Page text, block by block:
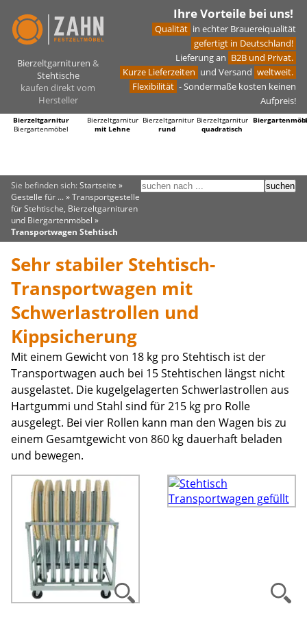
Bierzeltgarnituren &
Stehtische
kaufen direkt vom
Hersteller
Ihre Vorteile bei uns!
Qualität in echter Brauereiqualität
gefertigt in Deutschland!
Lieferung an B2B und Privat.
Kurze Lieferzeiten und Versand weltweit.
Flexibilität - Sondermaße kosten keinen
Aufpreis!
Bierzeltgarnitur
Biergartenmöbel
Bierzeltgarnitur
mit Lehne
Bierzeltgarnitur
rund
Bierzeltgarnitur
quadratisch
Sie befinden sich: Startseite »
Gestelle für ...»Transportgestelle
für Stehtische, Bierzeltgarnituren
und Biergartenmöbel »
Transportwagen Stehtisch
Sehr stabiler Stehtisch-
Transportwagen mit
Schwerlastrollen und
Kippsicherung
Mit einem Gewicht von 18 kg pro Stehtisch ist der
Transportwagen auch bei 15 Stehtischen längst nicht
ausgelastet. Die kugelgelagerten Schwerlastrollen aus
Hartgummi und Stahl sind für 215 kg pro Rolle
ausgelegt. Bei vier Rollen kann man den Wagen bis zu
einem Gesamtgewicht von 860 kg dauerhaft beladen
und bewegen.